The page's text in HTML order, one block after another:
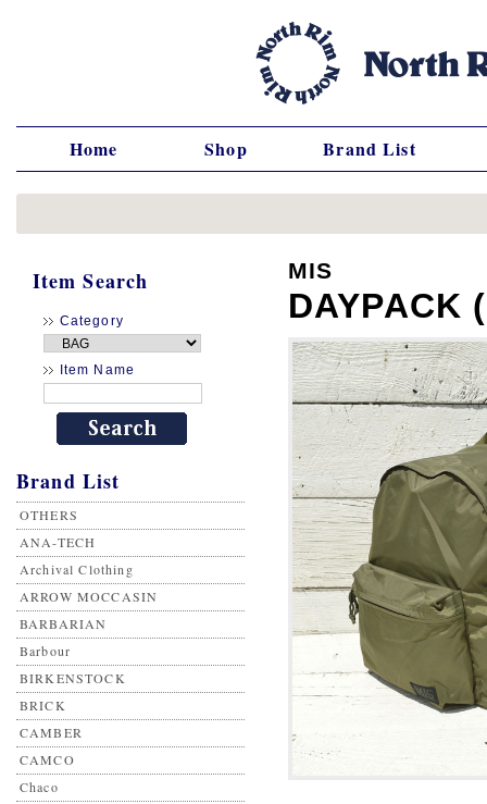
Home Shop Brand List
Item Search
Category
Item Name
Brand List
OTHERS
ANA-TECH
Archival Clothing
ARROW MOCCASIN
BARBARIAN
Barbour
BIRKENSTOCK
BRICK
CAMBER
CAMCO
Chaco
MIS
DAYPACK